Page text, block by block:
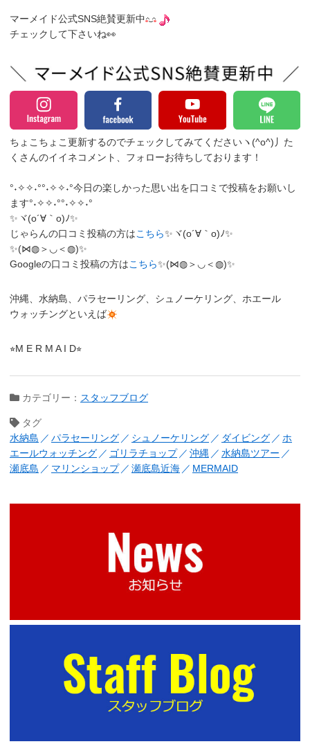
マーメイド公式SNS絶賛更新中
チェックして下さいね👀
ちょこちょこ更新するのでチェックしてみてくださいヽ(^o^)丿 た
くさんのイイネコメント、フォローお待ちしております！
°˖✧✧˖°°˖✧✧˖°今日の楽しかった思い出を口コミで投稿をお願いし
ます°˖✧✧˖°°˖✧✧˖°
✨ヾ(o´∀｀o)ﾉ✨
じゃらんの口コミ投稿の方はこちら✨ヾ(o´∀｀o)ﾉ✨
✨(⋈◍＞◡＜◍)✨
Googleの口コミ投稿の方はこちら✨(⋈◍＞◡＜◍)✨
沖縄、水納島、パラセーリング、シュノーケリング、ホエール
ウォッチングといえば
⭐︎M E R M A I D⭐︎
カテゴリー： スタッフブログ
タグ
水納島
パラセーリング シュノーケリング ダイビング
ホ
エールウォッチング
ゴリラチョップ 沖縄
水納島ツアー
瀬底島
マリンショップ 瀬底島近海 MERMAID